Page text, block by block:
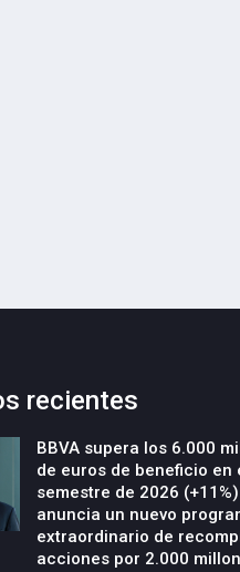
recientes
BBVA supera los 6.000
de euros de beneficio en
semestre de 2026
anuncia un nuevo
extraordinario de
acciones por 2.000